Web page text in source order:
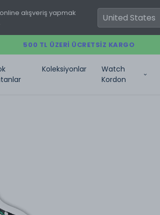
alışveriş yapmak
500 TL ÜZERI ÜCRETSIZ KARGO
Koleksiyonlar
Watch
Kordon